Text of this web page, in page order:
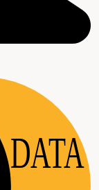
DATA